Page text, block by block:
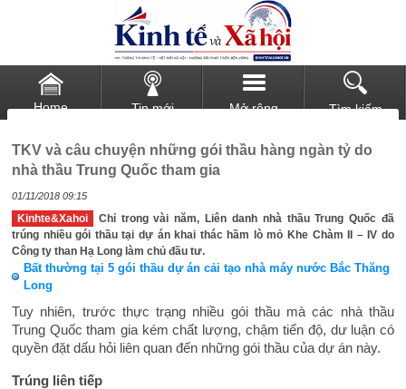
Home Tin mới Mở rộng Tìm kiếm
TKV và câu chuyện những gói thầu hàng ngàn tỷ do
nhà thầu Trung Quốc tham gia
01/11/2018 09:15
Kinhte&Xahoi
Chỉ trong vài năm, Liên danh nhà thầu Trung Quốc đã
trúng nhiều gói thầu tại dự án khai thác hầm lò mỏ Khe Chàm II – IV do
Công ty than Hạ Long làm chủ đầu tư.
Bất thường tại 5 gói thầu dự án cải tạo nhà máy nước Bắc Thăng
Long
Tuy nhiên, trước thực trạng nhiều gói thầu mà các nhà thầu
Trung Quốc tham gia kém chất lượng, chậm tiến độ, dư luận có
quyền đặt dấu hỏi liên quan đến những gói thầu của dự án này.
Trúng liên tiếp